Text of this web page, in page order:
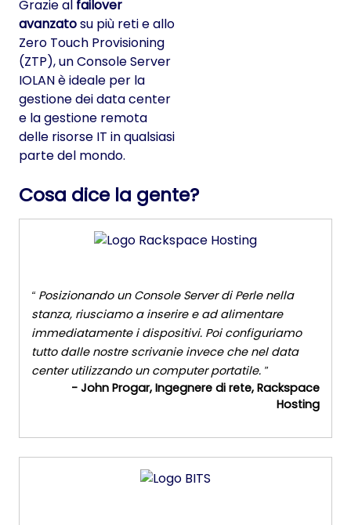
Grazie al failover
avanzatosu più reti e allo
Zero Touch Provisioning
(ZTP), un Console Server
IOLAN è ideale per la
gestione dei data center
e la gestione remota
delle risorse IT in qualsiasi
parte del mondo.
Cosa dice la gente?
Posizionando un Console Server di Perle nella
stanza, riusciamo a inserire e ad alimentare
immediatamente i dispositivi. Poi configuriamo
tutto dalle nostre scrivanie invece che nel data
center utilizzando un computer portatile.
- John Progar, Ingegnere di rete, Rackspace
Hosting